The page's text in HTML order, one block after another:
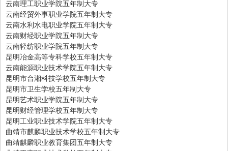
云南理工职业学院五年制大专
云南经贸外事职业学院五年制大专
云南水利水电职业学院五年制大专
云南财经职业学院五年制大专
云南轻纺职业学院五年制大专
昆明冶金高等专科学校五年制大专
云南能源职业技术学院五年制大专
昆明市台湘科技学校五年制大专
昆明市卫生学校五年制大专
昆明艺术职业学院五年制大专
昆明财经管理学校五年制大专
昆明工业职业技术学院五年制大专
曲靖市麒麟职业技术学校五年制大专
曲靖麒麟职业教育集团五年制大专